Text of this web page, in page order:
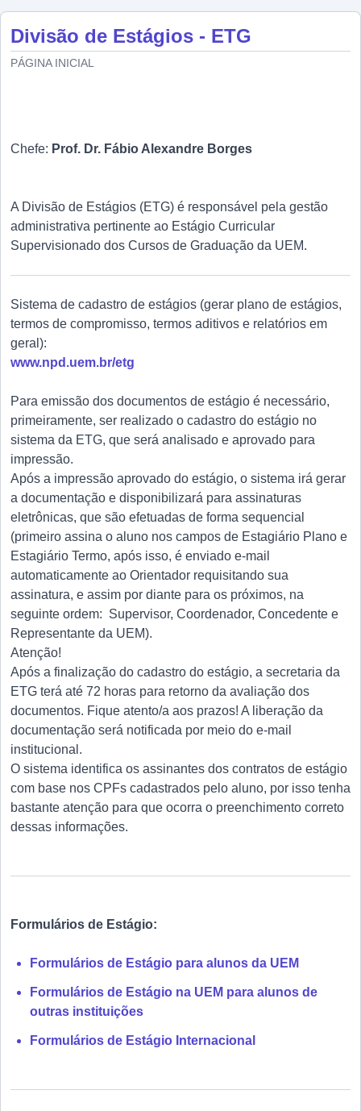
Divisão de Estágios - ETG
PÁGINA INICIAL
Chefe: Prof. Dr. Fábio Alexandre Borges
A Divisão de Estágios (ETG) é responsável pela gestão
administrativa pertinente ao Estágio Curricular
Supervisionado dos Cursos de Graduação da UEM.
Sistema de cadastro de estágios (gerar plano de estágios,
termos de compromisso, termos aditivos e relatórios em
geral):
www.npd.uem.br/etg
Para emissão dos documentos de estágio é necessário,
primeiramente, ser realizado o cadastro do estágio no
sistema da ETG, que será analisado e aprovado para
impressão.
Após a impressão aprovado do estágio, o sistema irá gerar
a documentação e disponibilizará para assinaturas
eletrônicas, que são efetuadas de forma sequencial
(primeiro assina o aluno nos campos de Estagiário Plano e
Estagiário Termo, após isso, é enviado e-mail
automaticamente ao Orientador requisitando sua
assinatura, e assim por diante para os próximos, na
seguinte ordem: Supervisor, Coordenador, Concedente e
Representante da UEM).
Atenção!
Após a finalização do cadastro do estágio, a secretaria da
ETG terá até 72 horas para retorno da avaliação dos
documentos. Fique atento/a aos prazos! A liberação da
documentação será notificada por meio do e-mail
institucional.
O sistema identifica os assinantes dos contratos de estágio
com base nos CPFs cadastrados pelo aluno, por isso tenha
bastante atenção para que ocorra o preenchimento correto
dessas informações.
Formulários de Estágio:
Formulários de Estágio para alunos da UEM
Formulários de Estágio na UEM para alunos de
outras instituições
Formulários de Estágio Internacional